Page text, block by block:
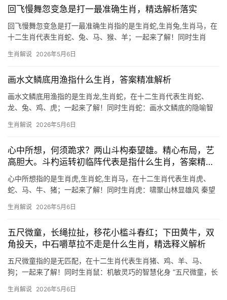
回飞慢舞忽变急是打一最准确生肖，精选解析落实
回飞慢舞忽变急是打一最准确生肖指的是生肖蛇,生肖兔,生肖马，在
十二生肖代表生肖蛇、兔、马、猴、羊；一起来了解！同时生肖
事风格——看似慵懒从容，实则暗藏锋芒，蛇类在捕猎时往往缓慢
生肖解说 2026年5月6日
画水文鳞底用渔指什么生肖，答案精准解析
画水文鳞底用渔指的是生肖龙,生肖蛇，在十二生肖代表生肖蛇、
龙、兔、鸡、虎；一起来了解！同时生肖蛇：画水文鳞底的隐喻智
“遇”，暗示生肖蛇，蛇在传统文化中象征智慧与机变，如成语“灵蛇
生肖解说 2026年5月6日
心中所想，何须跪求？两山斗构秦望雄。精心布局，艺
高胆大。斗杓运转初临阵代表是指什么生肖，答案精准
解析
心中所想指的是生肖虎,生肖蛇,生肖马，在十二生肖代表生肖虎、
蛇、马、牛、猪；一起来了解！同时生肖虎：啸聚山林显雄风 秦望
暗喻虎年出生者每逢下半年星移斗转时，必遇关键转折，29岁与41
生肖解说 2026年5月6日
五尺微童，长绳拉扯，移花小槛斗春红；下田黄牛，双
角投天，中石嚼草拉不走是什么生肖，精选释义解析
五尺微童指的是无匹配，在十二生肖代表生肖猪、鸡、羊、马、
狗；一起来了解！同时生肖鼠：机敏灵巧的智慧化身 “五尺微童，长
躯创世，恰如孩童拽绳的巧劲。生肖鼠之人往往“移花小槛斗春红
生肖解说 2026年5月6日